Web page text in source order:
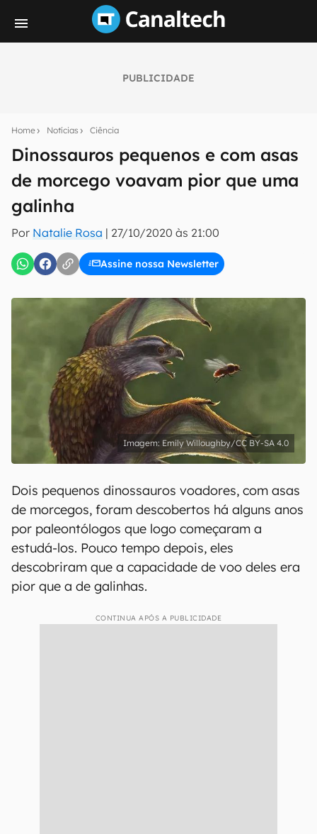
PUBLICIDADE
Home Notícias Ciência
Dinossauros pequenos e com asas
de morcego voavam pior que uma
galinha
Por Natalie Rosa | 27/10/2020 às 21:00
Assine nossa Newsletter
notícias e reviews sobre tecnologia em primeira
E-mail
inscreva-se
Uso e Política de Privacidade do Canaltech.
Emily Willoughby/CC BY-SA 4.0
Dois pequenos dinossauros voadores, com asas
de morcegos, foram descobertos há alguns anos
por paleontólogos que logo começaram a
estudá-los. Pouco tempo depois, eles
descobriram que a capacidade de voo deles era
pior que a de galinhas.
CONTINUA APÓS A PUBLICIDADE